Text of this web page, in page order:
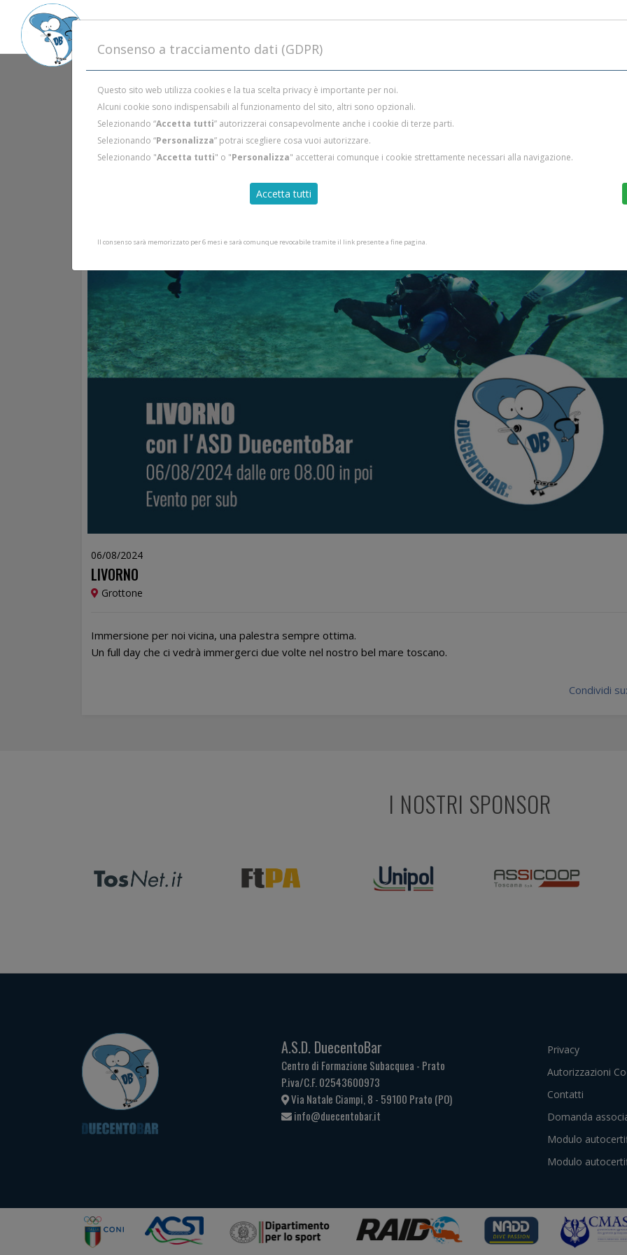
06/08/2024
LIVORNO
Grottone
Immersione per noi vicina, una palestra sempre ottima.
Un full day che ci vedrà immergerci due volte nel nostro bel mare toscano.
Condividi su:
I NOSTRI SPONSOR
A.S.D. DuecentoBar
Centro di Formazione Subacquea - Prato
P.iva/C.F. 02543600973
Via Natale Ciampi, 8 - 59100 Prato (PO)
info@duecentobar.it
Privacy
Autorizzazioni
Contatti
Domanda
Modulo
Modulo
Consenso a tracciamento dati (GDPR)
Questo sito web utilizza cookies e la tua scelta privacy è importante per noi.
Alcuni cookie sono indispensabili al funzionamento del sito, altri sono opzionali.
Selezionando “Accetta tutti” autorizzerai consapevolmente anche i cookie di terze parti.
Selezionando “Personalizza” potrai scegliere cosa vuoi autorizzare.
Selezionando "Accetta tutti" o "Personalizza" accetterai comunque i cookie strettamente necessari alla navigazione.
Accetta tutti
Il consenso sarà memorizzato per 6 mesi e sarà comunque revocabile tramite il link presente a fine pagina.